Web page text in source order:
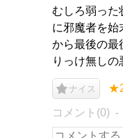
むしろ弱った
に邪魔者を始
から最後の最
りっけ無しの
ナイス
コメント(0)